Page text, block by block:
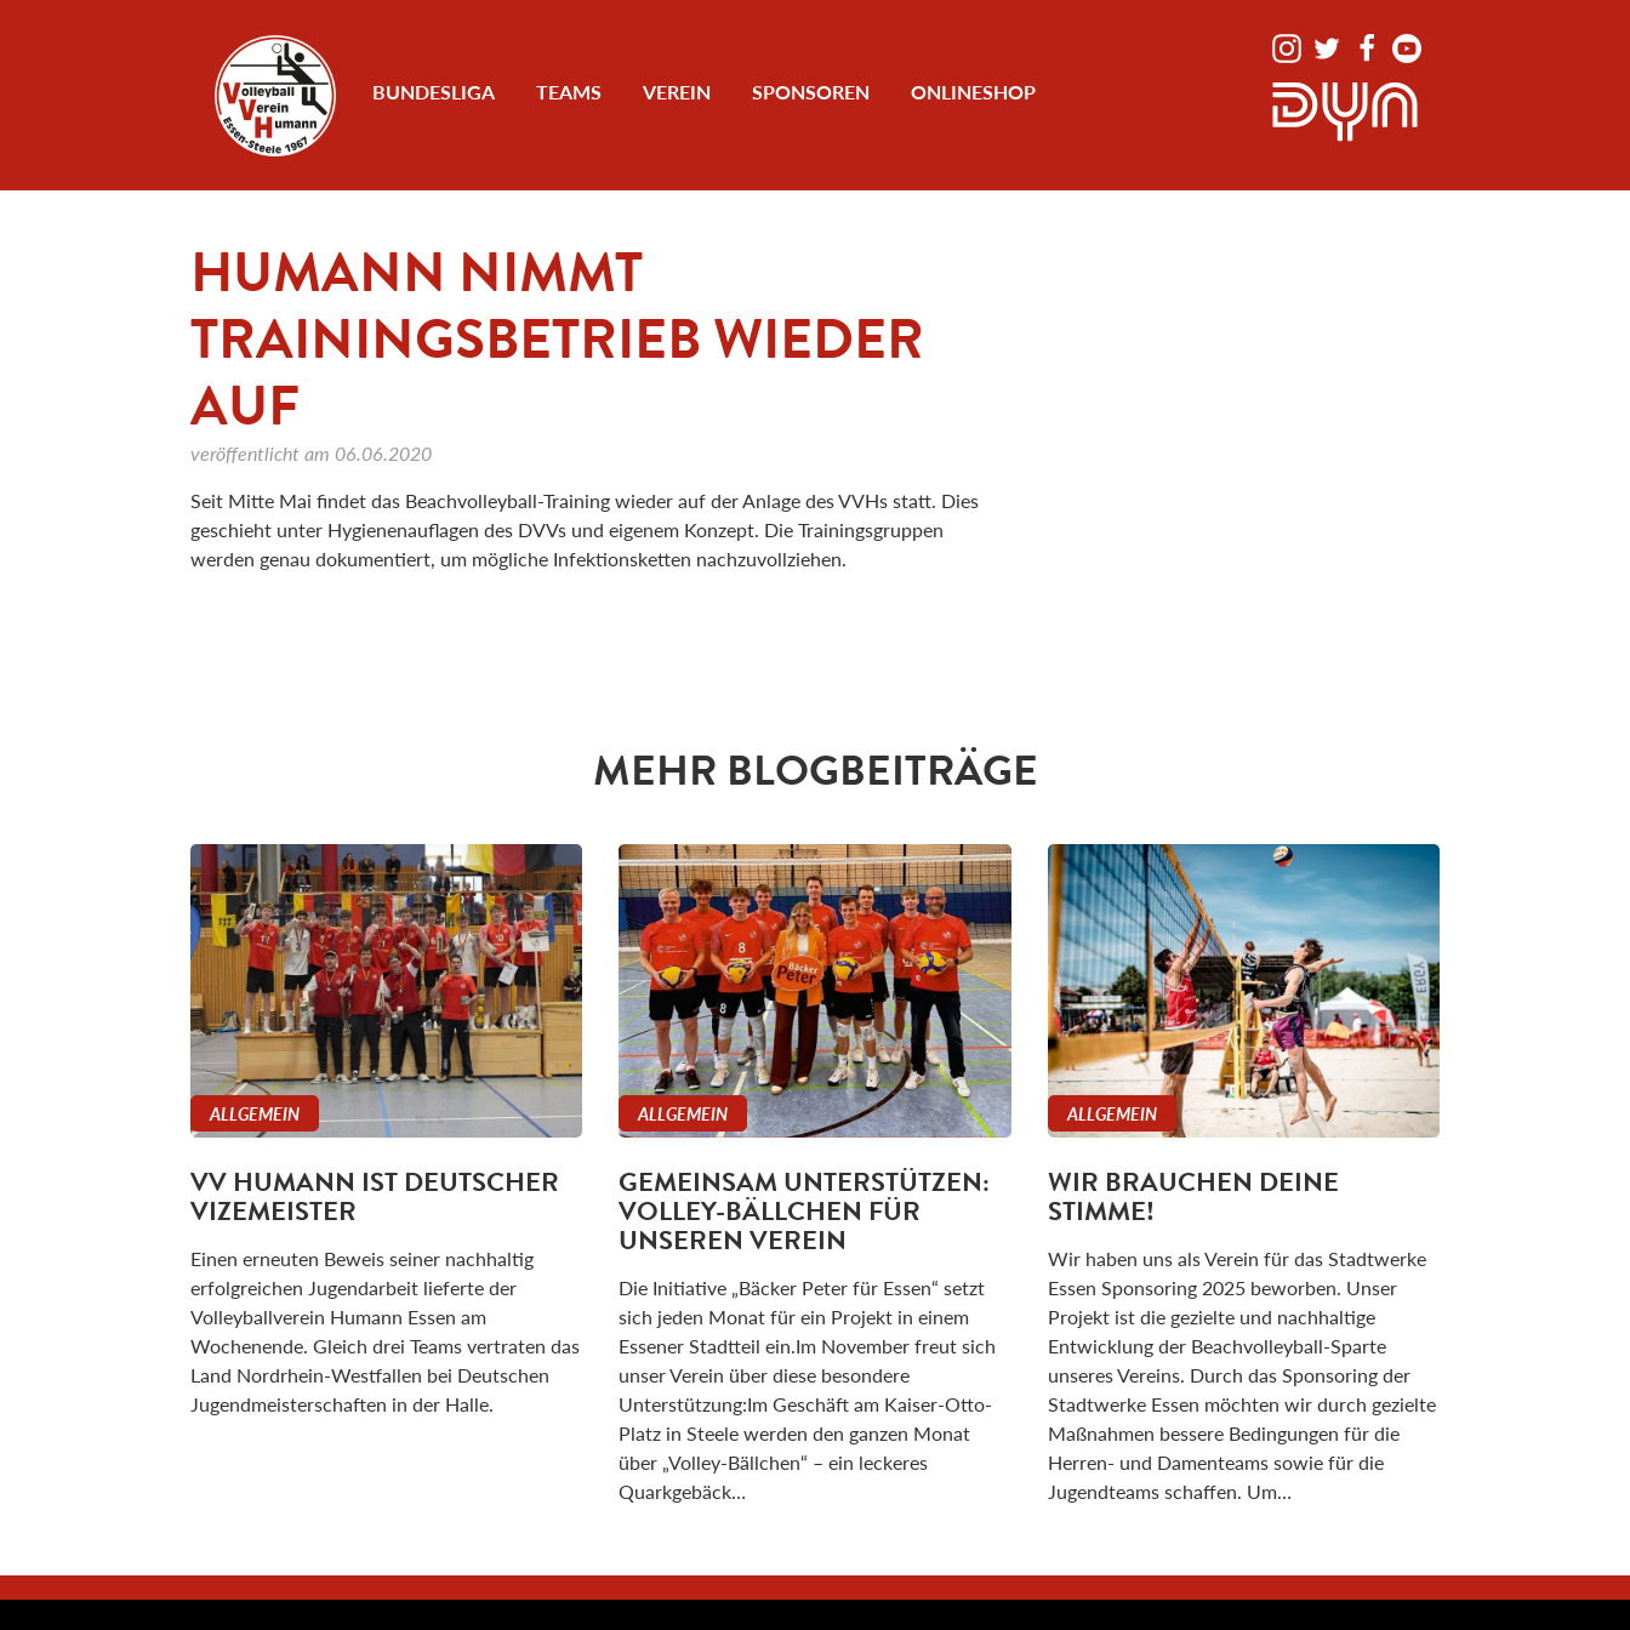
BUNDESLIGA TEAMS VEREIN SPONSOREN ONLINESHOP
HUMANN NIMMT
TRAININGSBETRIEB WIEDER
AUF
veröffentlicht am 06.06.2020
Seit Mitte Mai findet das Beachvolleyball-Training wieder auf der Anlage des VVHs statt. Dies
geschieht unter Hygienenauflagen des DVVs und eigenem Konzept. Die Trainingsgruppen
werden genau dokumentiert, um mögliche Infektionsketten nachzuvollziehen.
MEHR BLOGBEITRÄGE
ALLGEMEIN
VV HUMANN IST DEUTSCHER
VIZEMEISTER
Einen erneuten Beweis seiner nachhaltig
erfolgreichen Jugendarbeit lieferte der
Volleyballverein Humann Essen am
Wochenende. Gleich drei Teams vertraten das
Land Nordrhein-Westfallen bei Deutschen
Jugendmeisterschaften in der Halle.
ALLGEMEIN
GEMEINSAM UNTERSTÜTZEN:
VOLLEY-BÄLLCHEN FÜR
UNSEREN VEREIN
Die Initiative „Bäcker Peter für Essen“ setzt
sich jeden Monat für ein Projekt in einem
Essener Stadtteil ein.Im November freut sich
unser Verein über diese besondere
Unterstützung:Im Geschäft am Kaiser-Otto-
Platz in Steele werden den ganzen Monat
über „Volley-Bällchen“ – ein leckeres
Quarkgebäck…
ALLGEMEIN
WIR BRAUCHEN DEINE
STIMME!
Wir haben uns als Verein für das Stadtwerke
Essen Sponsoring 2025 beworben. Unser
Projekt ist die gezielte und nachhaltige
Entwicklung der Beachvolleyball-Sparte
unseres Vereins. Durch das Sponsoring der
Stadtwerke Essen möchten wir durch gezielte
Maßnahmen bessere Bedingungen für die
Herren- und Damenteams sowie für die
Jugendteams schaffen. Um…